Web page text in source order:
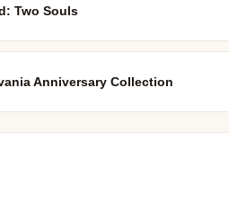
Two Souls
Anniversary Collection